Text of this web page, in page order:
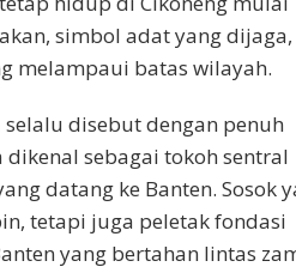
simbol adat yang dijaga,
melampaui batas wilayah.
disebut dengan penuh
sebagai tokoh sentral
datang ke Banten. Sosok
tetapi juga peletak fondasi
yang bertahan lintas